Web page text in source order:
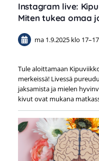
Instagram live:
Miten tukea omaa
ma 1.9.2025 klo 17–
Tule aloittamaan
merkeissä! Livessä
jaksamista ja mielen
kivut ovat mukana